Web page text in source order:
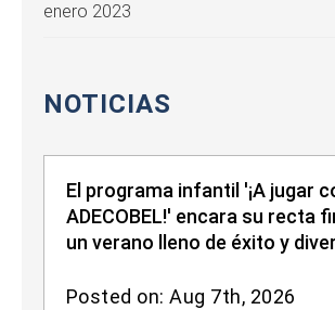
enero 2023
NOTICIAS
El programa infantil '¡A jugar
ADECOBEL!' encara su recta
un verano lleno de éxito y
Posted on: Aug 7th, 2026